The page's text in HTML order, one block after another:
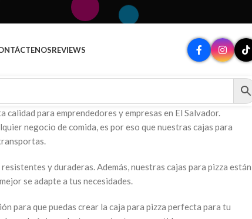
REVIEWS
calidad para emprendedores y empresas en El Salvador.
negocio de comida, es por eso que nuestras cajas para
y duraderas. Además, nuestras cajas para pizza están
se adapte a tus necesidades.
para que puedas crear la caja para pizza perfecta para tu